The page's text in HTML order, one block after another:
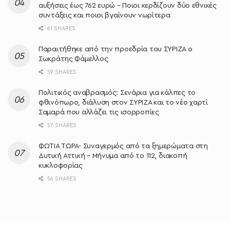
αυξήσεις έως 762 ευρώ – Ποιοι κερδίζουν δύο εθνικές
συντάξεις και ποιοι βγαίνουν νωρίτερα
61 SHARES
Παραιτήθηκε από την προεδρία του ΣΥΡΙΖΑ ο
Σωκράτης Φάμελλος
59 SHARES
Πολιτικός αναβρασμός: Σενάρια για κάλπες το
φθινόπωρο, διάλυση στον ΣΥΡΙΖΑ και το νέο χαρτί
Σαμαρά που αλλάζει τις ισορροπίες
57 SHARES
ΦΩΤΙΑ ΤΩΡΑ- Συναγερμός από τα ξημερώματα στη
Δυτική Αττική – Μήνυμα από το 112, διακοπή
κυκλοφορίας
56 SHARES